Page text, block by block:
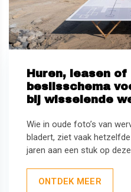
Huren, leasen of
beslisschema
bij wisselende
Wie in oude foto’s van
bladert, ziet vaak
jaren aan een stuk op
ONTDEK MEER